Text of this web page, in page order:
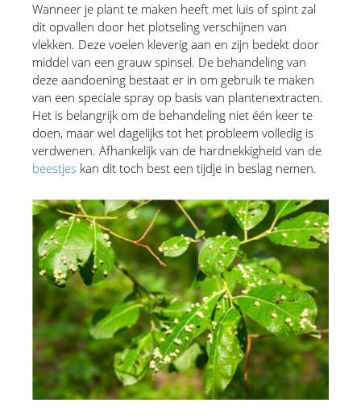
Wanneer je plant te maken heeft met luis of spint zal
dit opvallen door het plotseling verschijnen van
vlekken. Deze voelen kleverig aan en zijn bedekt door
middel van een grauw spinsel. De behandeling van
deze aandoening bestaat er in om gebruik te maken
van een speciale spray op basis van plantenextracten.
Het is belangrijk om de behandeling niet één keer te
doen, maar wel dagelijks tot het probleem volledig is
verdwenen. Afhankelijk van de hardnekkigheid van de
beestjes kan dit toch best een tijdje in beslag nemen.